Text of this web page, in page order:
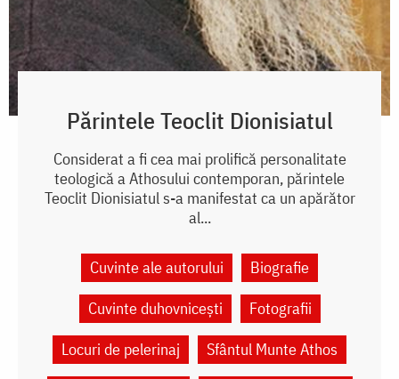
Părintele Teoclit Dionisiatul
Considerat a fi cea mai prolifică personalitate
teologică a Athosului contemporan, părintele
Teoclit Dionisiatul s-a manifestat ca un apărător
al...
Cuvinte ale autorului
Biografie
Cuvinte duhovnicești
Fotografii
Locuri de pelerinaj
Sfântul Munte Athos